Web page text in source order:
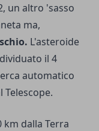
un altro 'sasso
ma,
L'asteroide
il 4
automatico
km dalla Terra